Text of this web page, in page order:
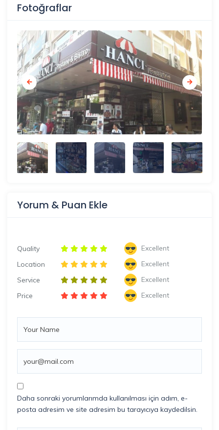
Fotoğraflar
Yorum & Puan Ekle
Quality
Excellent
Location
Excellent
Service
Excellent
Price
Excellent
Daha sonraki yorumlarımda kullanılması için adım, e-
posta adresim ve site adresim bu tarayıcıya kaydedilsin.